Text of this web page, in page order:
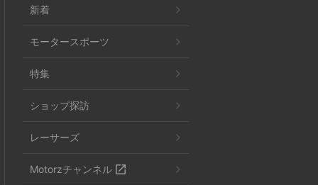
新着
モータースポーツ
特集
ショップ探訪
レーサーズ
Motorzチャンネル